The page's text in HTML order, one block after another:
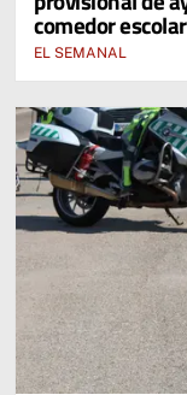
comedor
EL SEMANAL